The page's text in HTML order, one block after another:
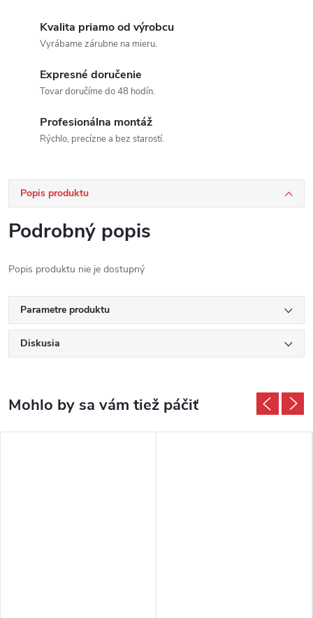
Kvalita priamo od výrobcu
Vyrábame zárubne na mieru.
Expresné doručenie
Tovar doručíme do 48 hodín.
Profesionálna montáž
Rýchlo, precízne a bez starostí.
Popis produktu
Podrobný popis
Popis produktu nie je dostupný
Parametre produktu
Diskusia